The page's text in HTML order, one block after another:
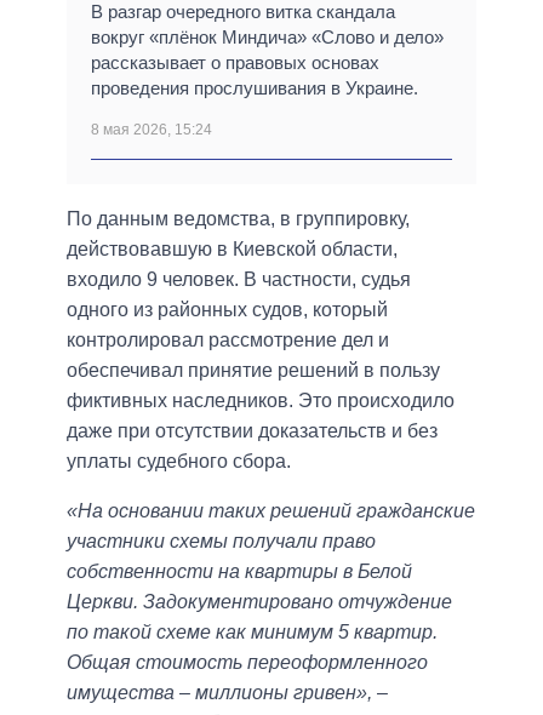
В разгар очередного витка скандала
вокруг «плёнок Миндича» «Слово и дело»
рассказывает о правовых основах
проведения прослушивания в Украине.
8 мая 2026, 15:24
По данным ведомства, в группировку,
действовавшую в Киевской области,
входило 9 человек. В частности, судья
одного из районных судов, который
контролировал рассмотрение дел и
обеспечивал принятие решений в пользу
фиктивных наследников. Это происходило
даже при отсутствии доказательств и без
уплаты судебного сбора.
«На основании таких решений гражданские
участники схемы получали право
собственности на квартиры в Белой
Церкви. Задокументировано отчуждение
по такой схеме как минимум 5 квартир.
Общая стоимость переоформленного
имущества – миллионы гривен», –